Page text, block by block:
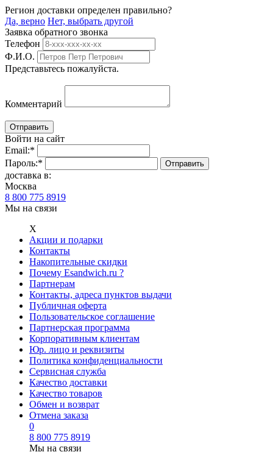
Регион доставки определен правильно?
Да, верно Нет, выбрать другой
Заявка обратного звонка
Телефон
Ф.И.О.
Представьтесь пожалуйста.
Комментарий
Войти на сайт
Email:*
Пароль:*
доставка в:
Москва
8 800 775 8919
Мы на связи
Х
Акции и подарки
Контакты
Накопительные скидки
Почему Esandwich.ru ?
Партнерам
Контакты, адреса пунктов выдачи
Публичная оферта
Пользовательское соглашение
Партнерская программа
Корпоративным клиентам
Юр. лицо и реквизиты
Политика конфиденциальности
Сервисная служба
Качество доставки
Качество товаров
Обмен и возврат
Отмена заказа
0
8 800 775 8919
Мы на связи